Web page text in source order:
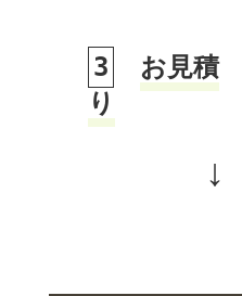
3
お見積
り
↓